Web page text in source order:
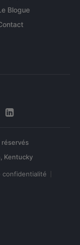
Blogue
réservés
confidentialité